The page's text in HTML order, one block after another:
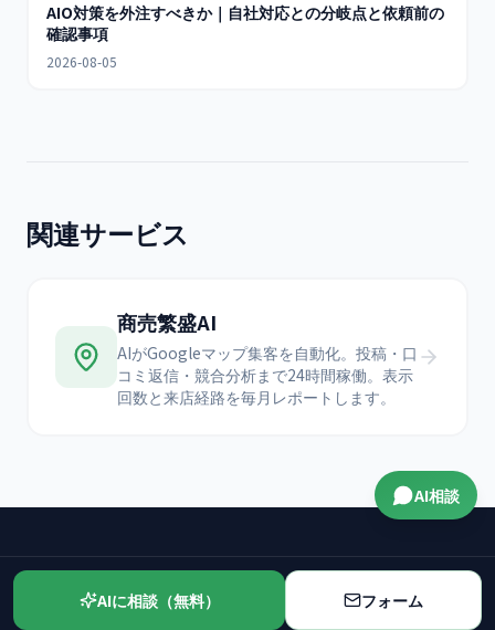
AIO対策を外注すべきか｜自社対応との分岐点と依頼前の
確認事項
2026-08-05
関連サービス
商売繁盛AI
AIがGoogleマップ集客を自動化。投稿・口
コミ返信・競合分析まで24時間稼働。表示
回数と来店経路を毎月レポートします。
CONTACT
AIに相談（無料） フォーム
AI相談